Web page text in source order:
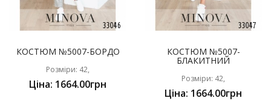
КОСТЮМ №5007-БОРДО
Розміри: 42,
Ціна: 1664.00грн
КОСТЮМ №5007-
БЛАКИТНИЙ
Розміри: 42,
Ціна: 1664.00грн